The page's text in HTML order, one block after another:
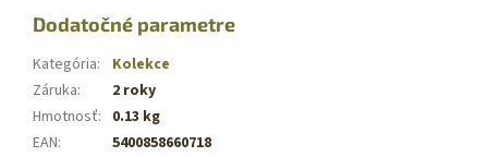
Dodatočné parametre
Kategória:
Kolekce
Záruka:
2 roky
Hmotnosť: 0.13 kg
EAN:
5400858660718